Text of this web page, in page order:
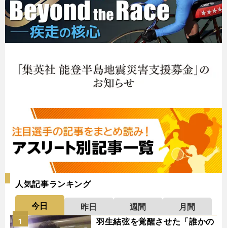
人気記事ランキング
今日 昨日 週間
月間
羽生結弦を覚醒させた「誰かの
1